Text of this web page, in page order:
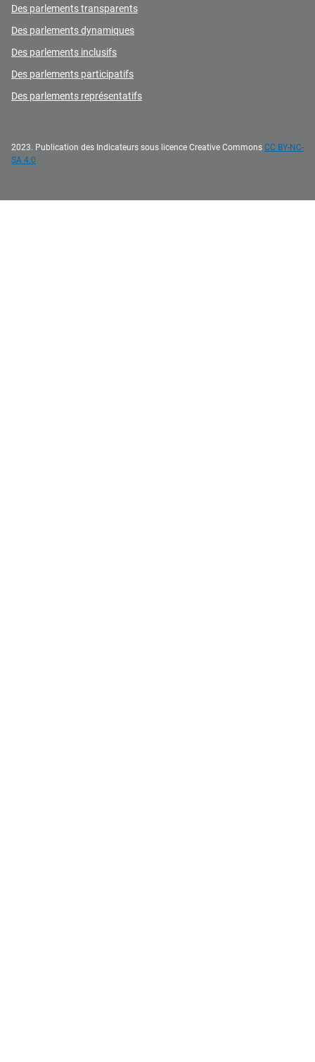
Des parlements transparents
Des parlements dynamiques
Des parlements inclusifs
Des parlements participatifs
Des parlements représentatifs
2023. Publication des Indicateurs sous licence Creative Commons CC BY-NC-
SA 4.0